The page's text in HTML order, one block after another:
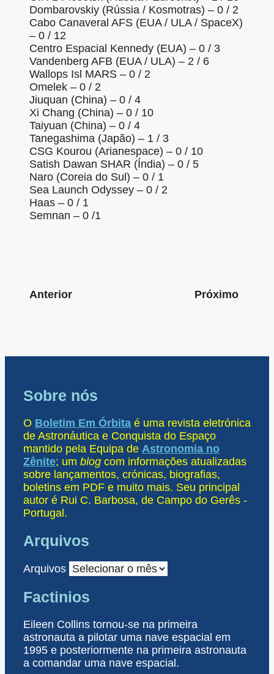
Dombarovskiy (Rússia / Kosmotras) – 0 / 2
Cabo Canaveral AFS (EUA / ULA / SpaceX)
– 0 / 12
Centro Espacial Kennedy (EUA) – 0 / 3
Vandenberg AFB (EUA / ULA) – 2 / 6
Wallops Isl MARS – 0 / 2
Omelek – 0 / 2
Jiuquan (China) – 0 / 4
Xi Chang (China) – 0 / 10
Taiyuan (China) – 0 / 4
Tanegashima (Japão) – 1 / 3
CSG Kourou (Arianespace) – 0 / 10
Satish Dawan SHAR (Índia) – 0 / 5
Naro (Coreia do Sul) – 0 / 1
Sea Launch Odyssey – 0 / 2
Haas – 0 / 1
Semnan – 0 /1
Anterior Próximo
Sobre nós
O Boletim Em Órbita é uma revista eletrónica
de Astronáutica e Conquista do Espaço
mantido pela Equipa de Astronomia no
Zênite; um blog com informações atualizadas
sobre lançamentos, crónicas, biografias,
boletins em PDF e muito mais. Seu principal
autor é Rui C. Barbosa, de Campo do Gerês -
Portugal.
Arquivos
Arquivos
Factinios
Eileen Collins tornou-se na primeira
astronauta a pilotar uma nave espacial em
1995 e posteriormente na primeira astronauta
a comandar uma nave espacial.